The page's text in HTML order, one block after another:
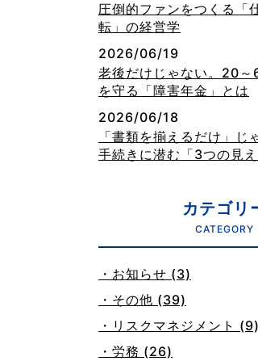
圧倒的ファンをつくる「
転」の経営学
2026/06/19
老後だけじゃない。20～
を守る「障害年金」とは
2026/06/18
「書類を揃えるだけ」じ
手続きに潜む「3つの見
カテゴリ
CATEGORY
・お知らせ (3)
・その他 (39)
・リスクマネジメント (9)
・労務 (26)